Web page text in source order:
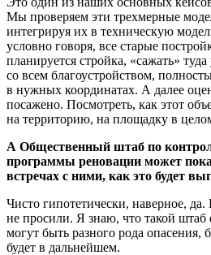
Мы проверяем эти трехмерные
интегрируя их в техническую
условно говоря, все старые
планируется стройка, «сажать»
со всем благоустройством,
в нужных координатах. А далее
посажено. Посмотреть, как этот
на территорию, на площадку в
А Общественный штаб по
программы реновации может
встречах с ними, как это будет
Чисто гипотетически, наверное,
не просили. Я знаю, что такой штаб
могут быть разного рода опасения,
будет в дальнейшем.